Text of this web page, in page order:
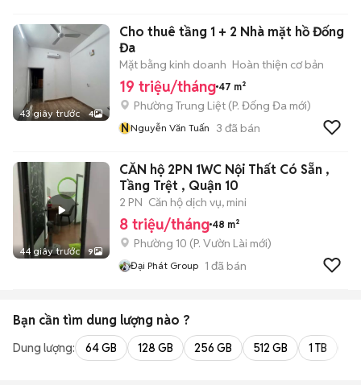
43 giây trước 4
Cho thuê tầng 1 + 2 Nhà mặt hồ Đống
Đa
Mặt bằng kinh doanh Hoàn thiện cơ bản
19 triệu/tháng 47 m²
Phường Trung Liệt (P. Đống Đa mới)
NNguyễn Văn Tuấn 3 đã bán
44 giây trước 9
CĂN hộ 2PN 1WC Nội Thất Có Sẵn ,
Tầng Trệt , Quận 10
2 PN Căn hộ dịch vụ, mini
8 triệu/tháng 48 m²
Phường 10 (P. Vườn Lài mới)
Đại Phát Group 1 đã bán
Bạn cần tìm dung lượng nào ?
Dung lượng: 64 GB 128 GB 256 GB 512 GB 1 TB